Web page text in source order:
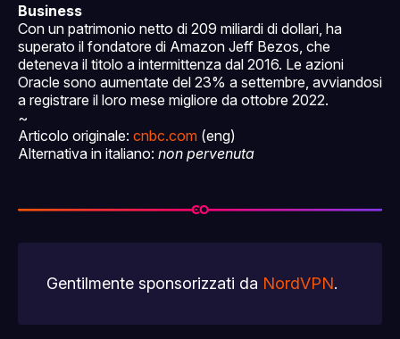
Business
Con un patrimonio netto di 209 miliardi di dollari, ha
superato il fondatore di Amazon Jeff Bezos, che
deteneva il titolo a intermittenza dal 2016. Le azioni
Oracle sono aumentate del 23% a settembre, avviandosi
a registrare il loro mese migliore da ottobre 2022.
~
Articolo originale: cnbc.com (eng)
Alternativa in italiano: non pervenuta
Gentilmente sponsorizzati da NordVPN.